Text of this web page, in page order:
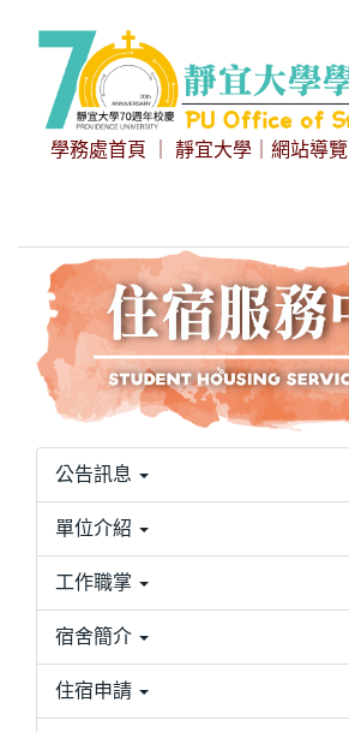
學務處首頁 靜宜大學 網站導覽
公告訊息
單位介紹
工作職掌
宿舍簡介
住宿申請